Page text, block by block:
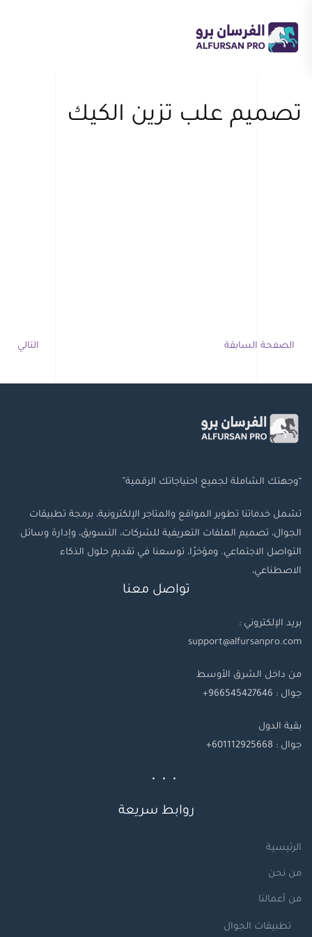
Skip to main content
تصميم علب تزين الكيك
الصفحة السابقة التالي
“وجهتك الشاملة لجميع احتياجاتك الرقمية”
تشمل خدماتنا تطوير المواقع والمتاجر الإلكترونية، برمجة تطبيقات
الجوال، تصميم الملفات التعريفية للشركات، التسويق، وإدارة وسائل
التواصل الاجتماعي. ومؤخرًا، توسعنا في تقديم حلول الذكاء
الاصطناعي،
تواصل معنا
بريد الإلكتروني :
support@alfursanpro.com
من داخل الشرق الأوسط
جوال : 966545427646+
بقية الدول
جوال : 601112925668+
روابط سريعة
الرئيسية
من نحن
من أعمالنا
تطبيقات الجوال